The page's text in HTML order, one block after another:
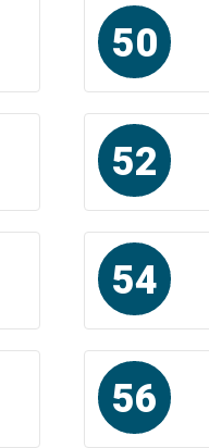
50
52
54
56